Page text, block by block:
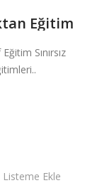
Eğitim
Sınırsız
Listeme Ekle